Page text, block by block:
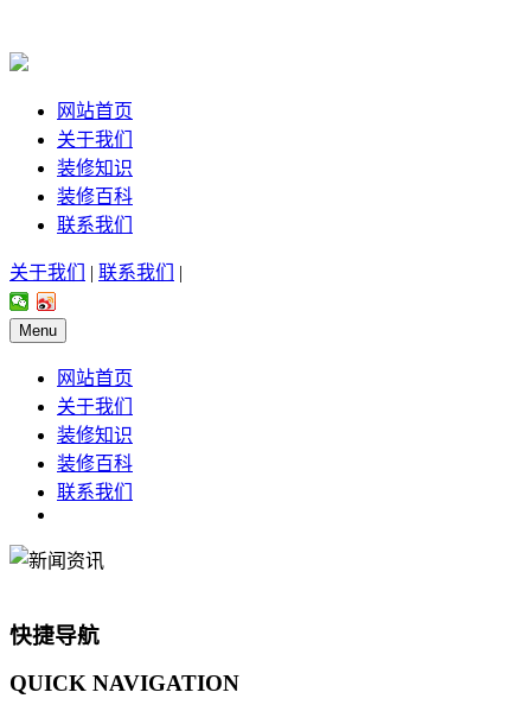
网站首页
关于我们
装修知识
装修百科
联系我们
关于我们 | 联系我们 |
Menu
网站首页
关于我们
装修知识
装修百科
联系我们
快捷导航
QUICK NAVIGATION